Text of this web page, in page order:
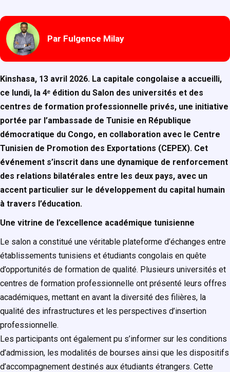
Par Fulgence Milay
Kinshasa, 13 avril 2026. La capitale congolaise a accueilli,
ce lundi, la 4ᵉ édition du Salon des universités et des
centres de formation professionnelle privés, une initiative
portée par l’ambassade de Tunisie en République
démocratique du Congo, en collaboration avec le Centre
Tunisien de Promotion des Exportations (CEPEX). Cet
événement s’inscrit dans une dynamique de renforcement
des relations bilatérales entre les deux pays, avec un
accent particulier sur le développement du capital humain
à travers l’éducation.
Une vitrine de l’excellence académique tunisienne
Le salon a constitué une véritable plateforme d’échanges entre
établissements tunisiens et étudiants congolais en quête
d’opportunités de formation de qualité. Plusieurs universités et
centres de formation professionnelle ont présenté leurs offres
académiques, mettant en avant la diversité des filières, la
qualité des infrastructures et les perspectives d’insertion
professionnelle.
Les participants ont également pu s’informer sur les conditions
d’admission, les modalités de bourses ainsi que les dispositifs
d’accompagnement destinés aux étudiants étrangers. Cette